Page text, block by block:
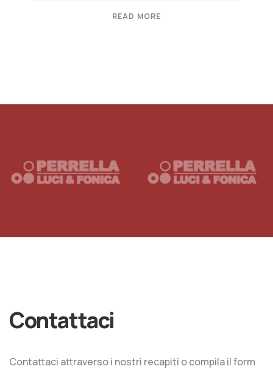
READ MORE
Contattaci
Contattaci attraverso i nostri recapiti o compila il form